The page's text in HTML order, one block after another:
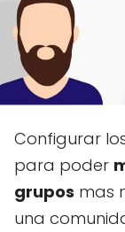
Configurar
para poder
grupos mas
una